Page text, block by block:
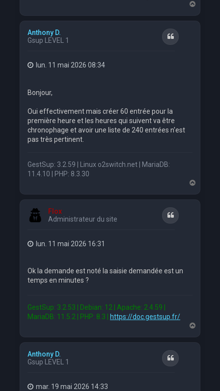
a
u
Anthony D.
Gsup LEVEL 1
Citation
lun. 11 mai 2026 08:34
Bonjour,
Oui effectivement mais créer 60 entrée pour la
première heure et les heures qui suivent va être
chronophage et avoir une liste de 240 entrées n'est
pas très pertinent.
GestSup: 3.2.59 | Linux o2switch.net | MariaDB:
11.4.10 | PHP: 8.3.30
a
Flox
Administrateur du site
Citation
lun. 11 mai 2026 16:31
Ok la demande est noté la saisie demandée est un
temps en minutes ?
GestSup: 3.2.53 | Debian: 12 | Apache: 2.4.59 |
MariaDB: 11.5.2 | PHP: 8.3 |
https://doc.gestsup.fr/
a
Anthony D.
Gsup LEVEL 1
Citation
mar. 19 mai 2026 14:33